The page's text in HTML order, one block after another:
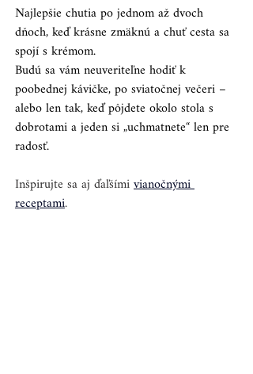
Najlepšie chutia po jednom až dvoch
dňoch, keď krásne zmäknú a chuť cesta sa
spojí s krémom.
Budú sa vám neuveriteľne hodiť k
poobednej kávičke, po sviatočnej večeri –
alebo len tak, keď pôjdete okolo stola s
dobrotami a jeden si „uchmatnete“ len pre
radosť.
Inšpirujte sa aj ďaľšími vianočnými
receptami.